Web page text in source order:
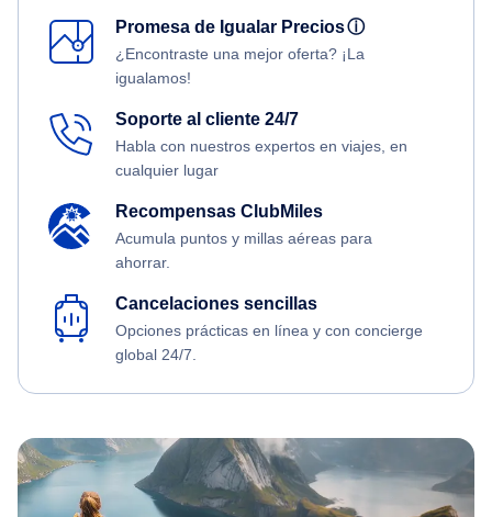
Promesa de Igualar Preciosⓘ
¿Encontraste una mejor oferta? ¡La
igualamos!
Soporte al cliente 24/7
Habla con nuestros expertos en viajes, en
cualquier lugar
Recompensas ClubMiles
Acumula puntos y millas aéreas para
ahorrar.
Cancelaciones sencillas
Opciones prácticas en línea y con concierge
global 24/7.